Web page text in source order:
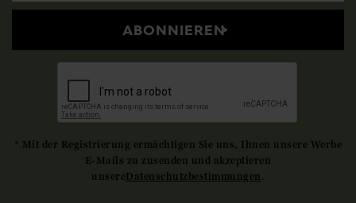
ABONNIEREN
* Mit der Registrierung ermächtigen Sie uns, Ihnen unsere Werbe
E-Mails zu zusenden und akzeptieren
unsereDatenschutzbestimmungen .